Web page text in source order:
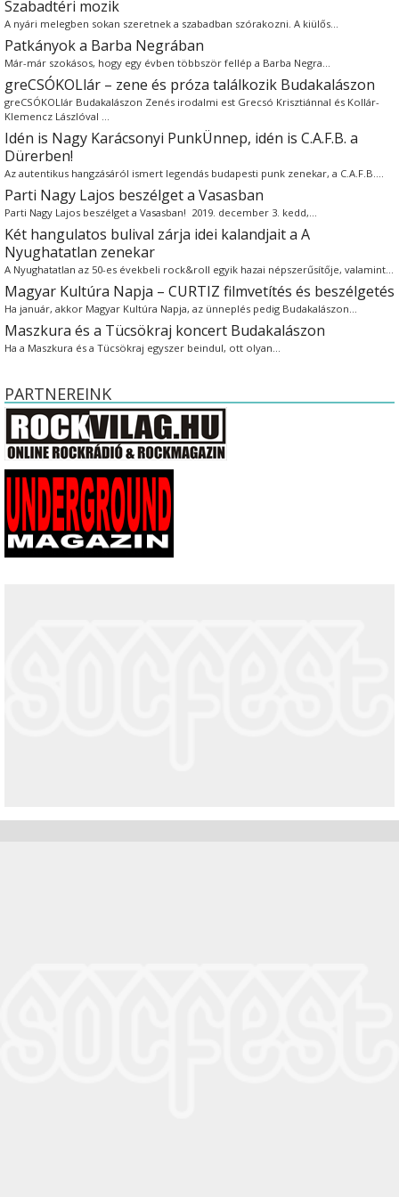
Szabadtéri mozik
A nyári melegben sokan szeretnek a szabadban szórakozni. A kiülős…
Patkányok a Barba Negrában
Már-már szokásos, hogy egy évben többször fellép a Barba Negra…
greCSÓKOLlár – zene és próza találkozik Budakalászon
greCSÓKOLlár Budakalászon Zenés irodalmi est Grecsó Krisztiánnal és Kollár-
Klemencz Lászlóval …
Idén is Nagy Karácsonyi PunkÜnnep, idén is C.A.F.B. a
Dürerben!
Az autentikus hangzásáról ismert legendás budapesti punk zenekar, a C.A.F.B.…
Parti Nagy Lajos beszélget a Vasasban
Parti Nagy Lajos beszélget a Vasasban! 2019. december 3. kedd,…
Két hangulatos bulival zárja idei kalandjait a A
Nyughatatlan zenekar
A Nyughatatlan az 50-es évekbeli rock&roll egyik hazai népszerűsítője, valamint…
Magyar Kultúra Napja – CURTIZ filmvetítés és beszélgetés
Ha január, akkor Magyar Kultúra Napja, az ünneplés pedig Budakalászon…
Maszkura és a Tücsökraj koncert Budakalászon
Ha a Maszkura és a Tücsökraj egyszer beindul, ott olyan…
PARTNEREINK